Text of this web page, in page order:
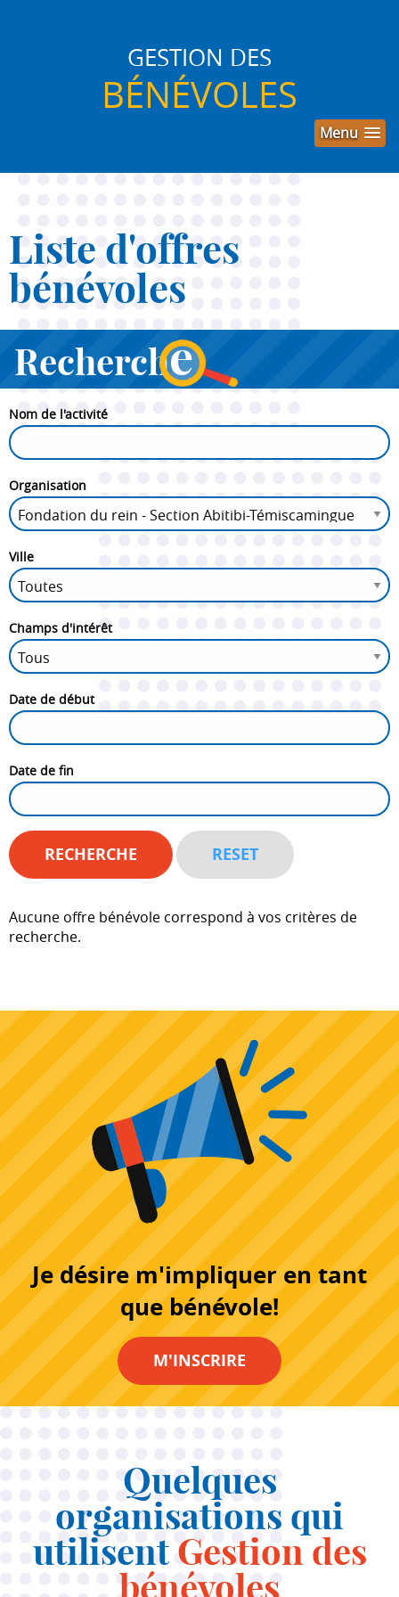
GESTION DES
BÉNÉVOLES
Menu
Liste d'offres
bénévoles
Recherche
Nom de l'activité
Organisation
Ville
Champs d'intérêt
Date de début
Date de fin
Aucune offre bénévole correspond à vos critères de
recherche.
Je désire m'impliquer en tant
que bénévole!
M'INSCRIRE
Quelques
organisations qui
utilisentGestion des
bénévoles